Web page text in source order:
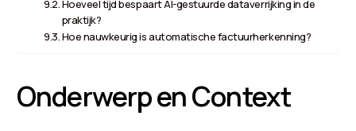
Hoeveel tijd bespaart AI-gestuurde dataverrijking in de
praktijk?
Hoe nauwkeurig is automatische factuurherkenning?
Onderwerp en Context